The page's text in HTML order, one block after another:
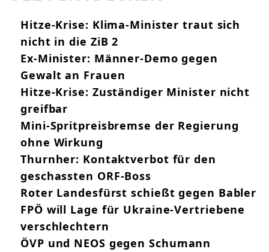
Hitze-Krise: Klima-Minister traut sich
nicht in die ZiB 2
Ex-Minister: Männer-Demo gegen
Gewalt an Frauen
Hitze-Krise: Zuständiger Minister nicht
greifbar
Mini-Spritpreisbremse der Regierung
ohne Wirkung
Thurnher: Kontaktverbot für den
geschassten ORF-Boss
Roter Landesfürst schießt gegen Babler
FPÖ will Lage für Ukraine-Vertriebene
verschlechtern
ÖVP und NEOS gegen Schumann